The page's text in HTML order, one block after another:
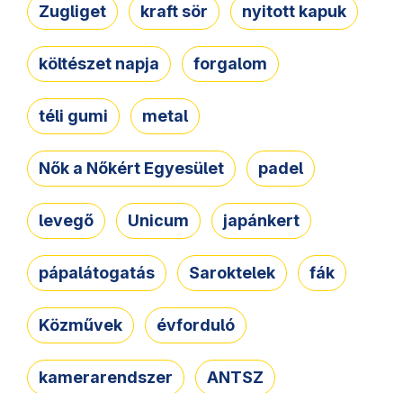
Zugliget kraft sör nyitott kapuk
költészet napja forgalom
téli gumi metal
Nők a Nőkért Egyesület padel
levegő Unicum japánkert
pápalátogatás Saroktelek fák
Közművek évforduló
kamerarendszer ANTSZ